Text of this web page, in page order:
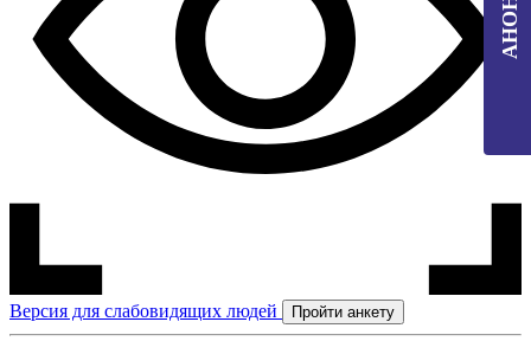
Версия для слабовидящих людей Пройти анкету
АНОНС